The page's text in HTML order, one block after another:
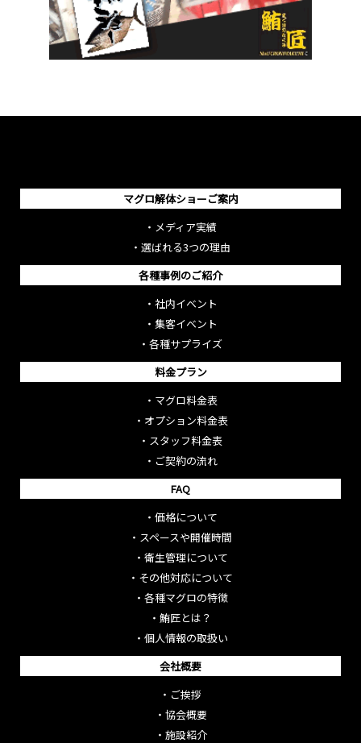
マグロ解体ショーご案内
・ メディア実績
・ 選ばれる3つの理由
各種事例のご紹介
・ 社内イベント
・ 集客イベント
・ 各種サプライズ
料金プラン
・ マグロ料金表
・ オプション料金表
・ スタッフ料金表
・ ご契約の流れ
FAQ
・ 価格について
・ スペースや開催時間
・ 衛生管理について
・ その他対応について
・ 各種マグロの特徴
・ 鮪匠とは？
・ 個人情報の取扱い
会社概要
・ ご挨拶
・ 協会概要
・ 施設紹介